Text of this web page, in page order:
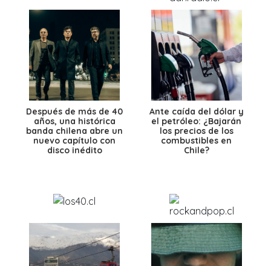
Después de más de 40
años, una histórica
banda chilena abre un
nuevo capítulo con
disco inédito
Ante caída del dólar y
el petróleo: ¿Bajarán
los precios de los
combustibles en
Chile?